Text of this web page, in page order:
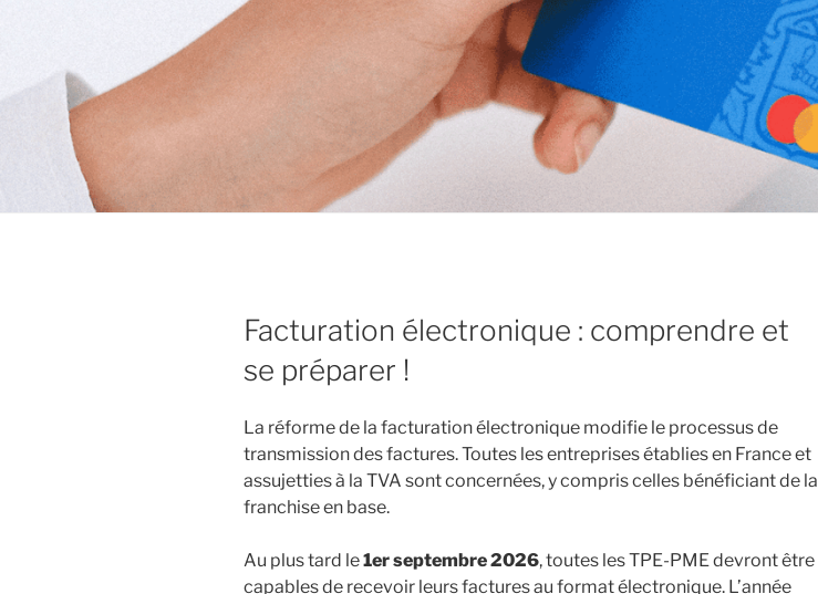
Facturation électronique : comprendre et
se préparer !
La réforme de la facturation électronique modifie le processus de
transmission des factures. Toutes les entreprises établies en France et
assujetties à la TVA sont concernées, y compris celles bénéficiant de la
franchise en base.
Au plus tard le1er septembre 2026, toutes les TPE-PME devront être
capables de recevoir leurs factures au format électronique. L’année